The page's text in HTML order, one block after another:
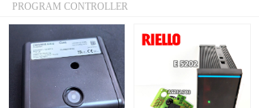
PROGRAM CONTROLLER